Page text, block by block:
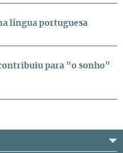
língua portuguesa
para "o sonho"